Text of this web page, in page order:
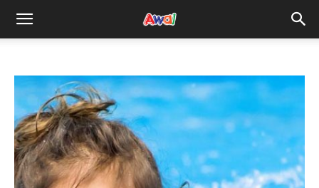
awal.my